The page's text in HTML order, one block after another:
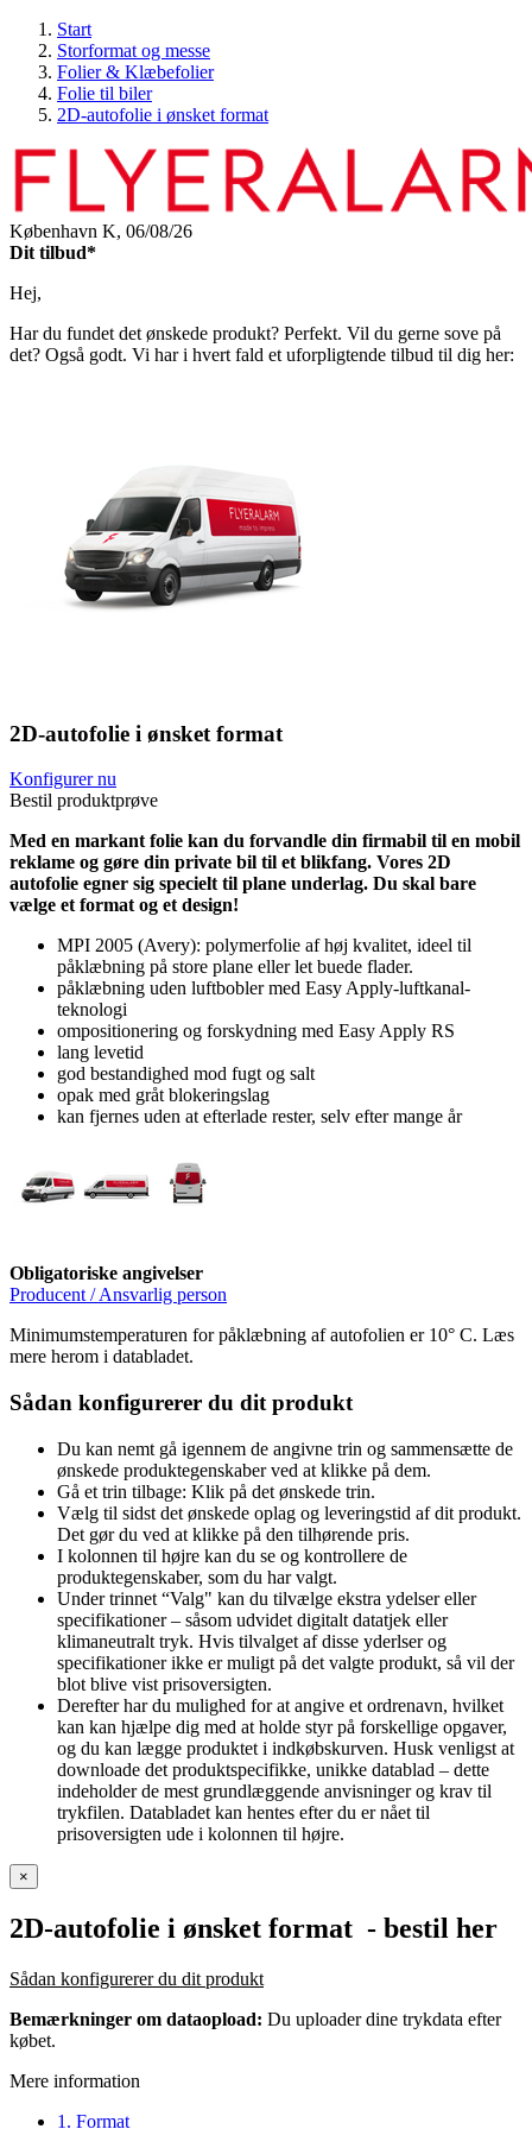
Start
Storformat og messe
Folier & Klæbefolier
Folie til biler
2D-autofolie i ønsket format
København K, 06/08/26
Dit tilbud*
Hej,
Har du fundet det ønskede produkt? Perfekt. Vil du gerne sove på
det? Også godt. Vi har i hvert fald et uforpligtende tilbud til dig her:
2D-autofolie i ønsket format
Konfigurer nu
Bestil produktprøve
Med en markant folie kan du forvandle din firmabil til en mobil
reklame og gøre din private bil til et blikfang. Vores 2D
autofolie egner sig specielt til plane underlag. Du skal bare
vælge et format og et design!
MPI 2005 (Avery): polymerfolie af høj kvalitet, ideel til
påklæbning på store plane eller let buede flader.
påklæbning uden luftbobler med Easy Apply-luftkanal-
teknologi
ompositionering og forskydning med Easy Apply RS
lang levetid
god bestandighed mod fugt og salt
opak med gråt blokeringslag
kan fjernes uden at efterlade rester, selv efter mange år
Obligatoriske angivelser
Producent / Ansvarlig person
Minimumstemperaturen for påklæbning af autofolien er 10° C. Læs
mere herom i databladet.
Sådan konfigurerer du dit produkt
Du kan nemt gå igennem de angivne trin og sammensætte de
ønskede produktegenskaber ved at klikke på dem.
Gå et trin tilbage: Klik på det ønskede trin.
Vælg til sidst det ønskede oplag og leveringstid af dit produkt.
Det gør du ved at klikke på den tilhørende pris.
I kolonnen til højre kan du se og kontrollere de
produktegenskaber, som du har valgt.
Under trinnet “Valg" kan du tilvælge ekstra ydelser eller
specifikationer – såsom udvidet digitalt datatjek eller
klimaneutralt tryk. Hvis tilvalget af disse yderlser og
specifikationer ikke er muligt på det valgte produkt, så vil der
blot blive vist prisoversigten.
Derefter har du mulighed for at angive et ordrenavn, hvilket
kan kan hjælpe dig med at holde styr på forskellige opgaver,
og du kan lægge produktet i indkøbskurven. Husk venligst at
downloade det produktspecifikke, unikke datablad – dette
indeholder de mest grundlæggende anvisninger og krav til
trykfilen. Databladet kan hentes efter du er nået til
prisoversigten ude i kolonnen til højre.
×
2D-autofolie i ønsket format - bestil her
Sådan konfigurerer du dit produkt
Bemærkninger om dataopload: Du uploader dine trykdata efter
købet.
Mere information
1. Format